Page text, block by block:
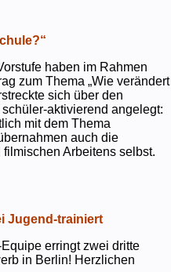
haben im Rahmen
zum Thema „Wie verändert
sich über den
aktivierend angelegt:
mit dem Thema
auch die
Arbeitens selbst.
Jugend-trainiert
erringt zwei dritte
in Berlin! Herzlichen